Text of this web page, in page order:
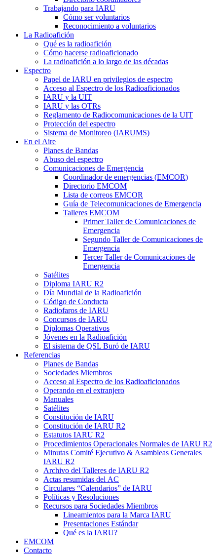
Trabajando para IARU
Cómo ser voluntarios
Reconocimiento a voluntarios
La Radioafición
Qué es la radioafición
Cómo hacerse radioaficionado
La radioafición a lo largo de las décadas
Espectro
Papel de IARU en privilegios de espectro
Acceso al Espectro de los Radioaficionados
IARU y la UIT
IARU y las OTRs
Reglamento de Radiocomunicaciones de la UIT
Protección del espectro
Sistema de Monitoreo (IARUMS)
En el Aire
Planes de Bandas
Abuso del espectro
Comunicaciones de Emergencia
Coordinador de emergencias (EMCOR)
Directorio EMCOM
Lista de correos EMCOR
Guía de Telecomunicaciones de Emergencia
Talleres EMCOM
Primer Taller de Comunicaciones de
Emergencia
Segundo Taller de Comunicaciones de
Emergencia
Tercer Taller de Comunicaciones de
Emergencia
Satélites
Diploma IARU R2
Día Mundial de la Radioafición
Código de Conducta
Radiofaros de IARU
Concursos de IARU
Diplomas Operativos
Jóvenes en la Radioafición
El sistema de QSL Buró de IARU
Referencias
Planes de Bandas
Sociedades Miembros
Acceso al Espectro de los Radioaficionados
Operando en el extranjero
Manuales
Satélites
Constitución de IARU
Constitución de IARU R2
Estatutos IARU R2
Procedimientos Operacionales Normales de IARU R2
Minutas Comité Ejecutivo & Asambleas Generales
IARU R2
Archivo del Talleres de IARU R2
Actas resumidas del AC
Circulares “Calendarios” de IARU
Políticas y Resoluciones
Recursos para Sociedades Miembros
Lineamientos para la Marca IARU
Presentaciones Estándar
Qué es la IARU?
EMCOM
Contacto